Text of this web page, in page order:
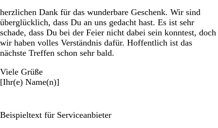
herzlichen Dank für das wunderbare Geschenk. Wir sind
überglücklich, dass Du an uns gedacht hast. Es ist sehr
schade, dass Du bei der Feier nicht dabei sein konntest, doch
wir haben volles Verständnis dafür. Hoffentlich ist das
nächste Treffen schon sehr bald.
Viele Grüße
[Ihr(e) Name(n)]
Beispieltext für Serviceanbieter